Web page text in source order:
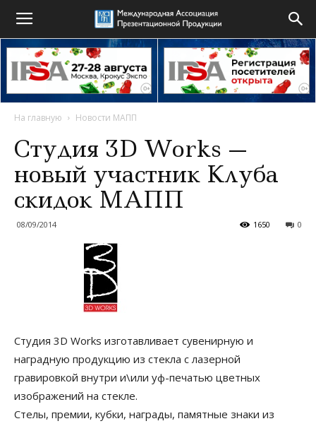
На главную Новости МАПП
Студия 3D Works —
новый участник Клуба
скидок МАПП
08/09/2014 0
1650
Студия 3D Works изготавливает сувенирную и
наградную продукцию из стекла с лазерной
гравировкой внутри и\или уф-печатью цветных
изображений на стекле.
Стелы, премии, кубки, награды, памятные знаки из